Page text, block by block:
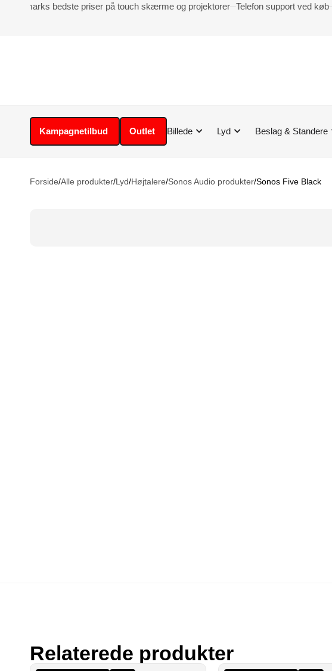
Danmarks bedste priser på touch skærme og projektorer Telefon support ved køb
Kampagnetilbud Outlet Billede Lyd Beslag & Standere
Forside/Alle produkter/Lyd/Højtalere/Sonos Audio produkter/Sonos Five Black
Relaterede produkter